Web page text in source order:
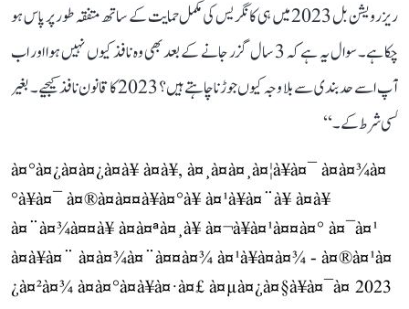
ریزرویشن بل 2023 میں ہی کانگریس کی مکمل حمایت کے ساتھ متفقہ طور پر پاس ہو
چکا ہے۔ سوال یہ ہے کہ 3 سال گزر جانے کے بعد بھی وہ نافذ کیوں نہیں ہوا اور اب
آپ اسے حد بندی سے بلا وجہ کیوں جوڑنا چاہتے ہیں؟ 2023 کا قانون نافذ کیجیے۔ بغیر
کسی شرط کے۔‘‘
à¤°à¤¿à¤à¤¿à¤à¥ à¤à¥, à¤¸à¤à¤¸à¤¦à¥à¤¯ à¤à¤¾à¤
°à¥à¤¯ à¤®à¤à¤¤à¥à¤°à¥ à¤¹à¥à¤¨à¥ à¤à¥
à¤¨à¤¾à¤¤à¥ à¤à¤ªà¤¸à¥ à¤¬à¥à¤¹à¤¤à¤° à¤¯à¤¹
à¤à¥à¤¨ à¤à¤¾à¤¨à¤¤à¤¾ à¤¹à¥à¤à¤¾ - à¤®à¤¹à¤
¿à¤²à¤¾ à¤à¤°à¤à¥à¤·à¤£ à¤µà¤¿à¤§à¥à¤¯à¤ 2023